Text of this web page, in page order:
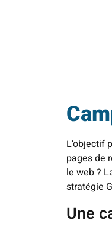
L’objectif
pages de
le web ?
stratégie
Une